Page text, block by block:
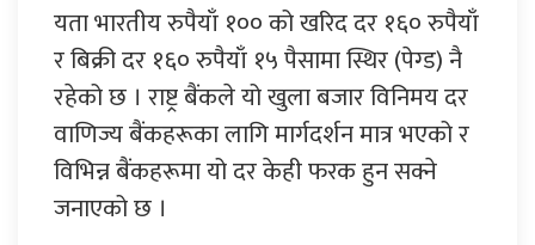
यता भारतीय रुपैयाँ १०० को खरिद दर १६० रुपैयाँ
र बिक्री दर १६० रुपैयाँ १५ पैसामा स्थिर (पेग्ड) नै
रहेको छ । राष्ट्र बैंकले यो खुला बजार विनिमय दर
वाणिज्य बैंकहरूका लागि मार्गदर्शन मात्र भएको र
विभिन्न बैंकहरूमा यो दर केही फरक हुन सक्ने
जनाएको छ ।